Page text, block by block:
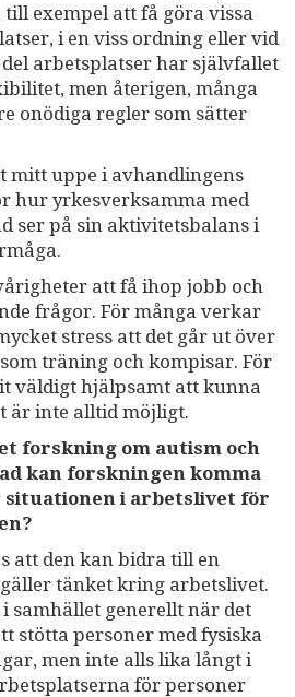
exempel att få göra vissa
i en viss ordning eller vid
arbetsplatser har självfallet
men återigen, många
onödiga regler som sätter
mitt uppe i avhandlingens
hur yrkesverksamma med
ser på sin aktivitetsbalans i
att få ihop jobb och
frågor. För många verkar
stress att det går ut över
träning och kompisar. För
väldigt hjälpsamt att kunna
är inte alltid möjligt.
forskning om autism och
kan forskningen komma
situationen i arbetslivet för
att den kan bidra till en
tänket kring arbetslivet.
samhället generellt när det
stötta personer med fysiska
men inte alls lika långt i
för personer